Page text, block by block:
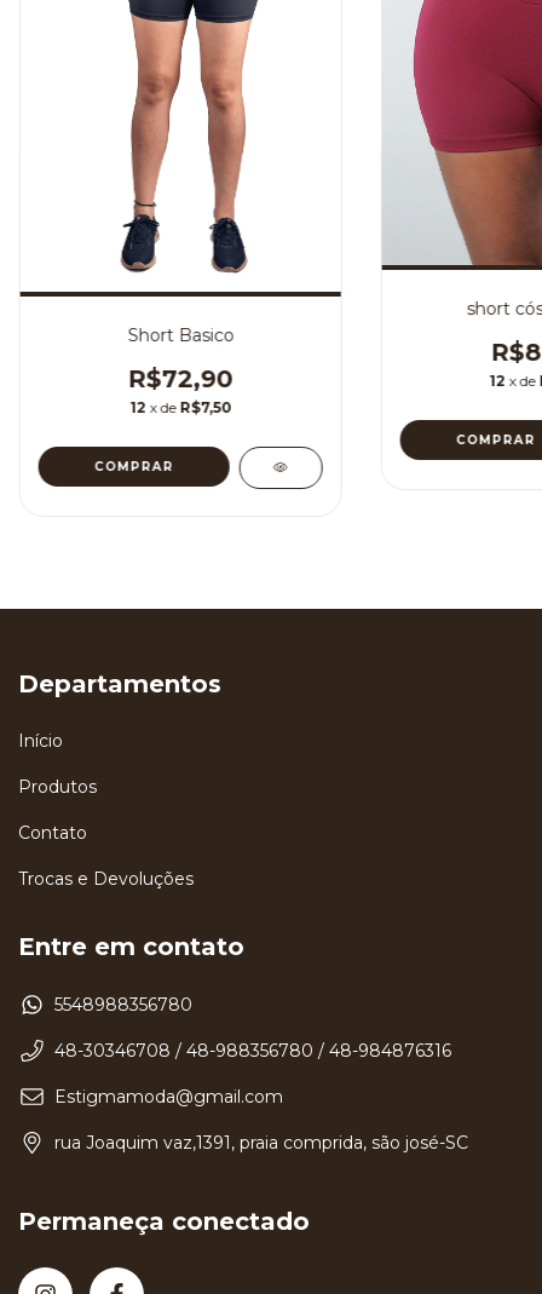
Short Basico
R$72,90
12 x de R$7,50
COMPRAR
short
12 x de
COMPRAR
Departamentos
Início
Produtos
Contato
Trocas e Devoluções
Entre em contato
5548988356780
48-30346708 / 48-988356780 / 48-984876316
Estigmamoda@gmail.com
rua Joaquim vaz,1391, praia comprida, são josé-SC
Permaneça conectado